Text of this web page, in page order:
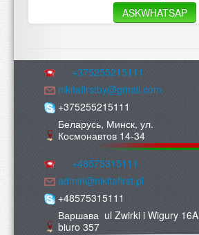
ASKWHATSAP
+375255215111
nikitafirstby@gmail.com
+375255215111
Беларусь, Минск, ул.
Космонавтов 14-34
+48575315111
admin@nikitafirst.pl
+48575315111
Варшава ul Zwirki i Wigury 16A
biuro 357